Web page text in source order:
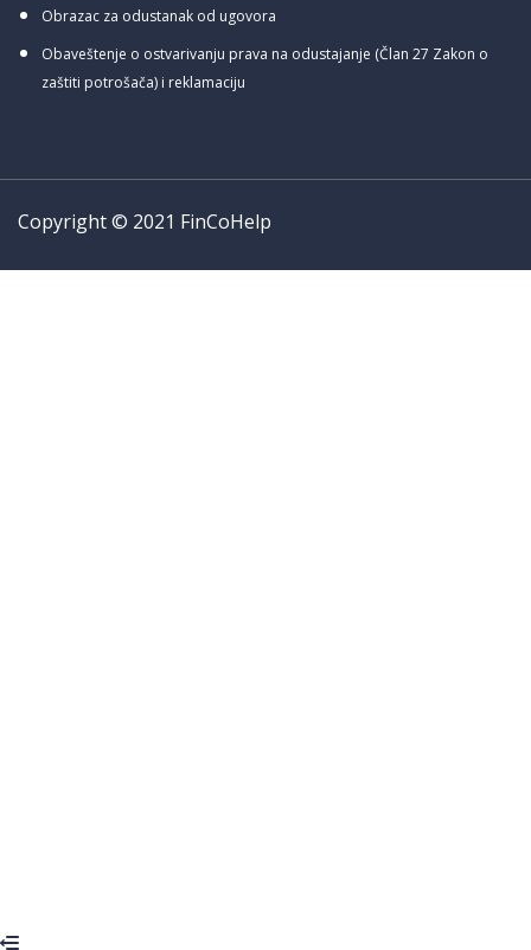
Obrazac za odustanak od ugovora
Obaveštenje o ostvarivanju prava na odustajanje (Član 27 Zakon o
zaštiti potrošača) i reklamaciju
Copyright © 2021 FinCoHelp